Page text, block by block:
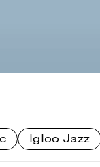
Igloo Jazz